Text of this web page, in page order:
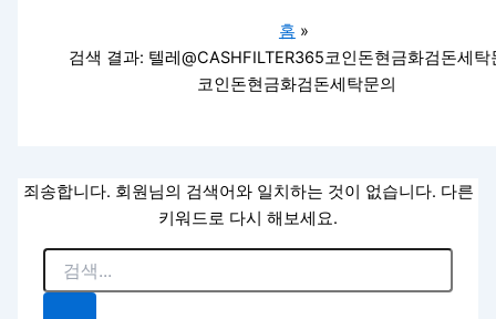
홈
검색 결과: 텔레@CASHFILTER365코인돈현금화검돈세탁
코인돈현금화검돈세탁문의
죄송합니다. 회원님의 검색어와 일치하는 것이 없습니다. 다른
키워드로 다시 해보세요.